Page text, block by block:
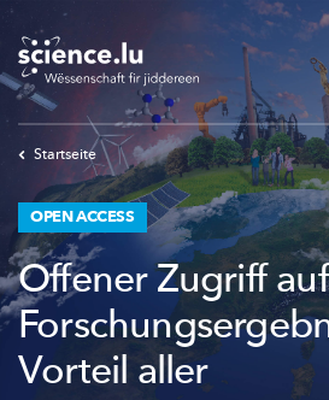
Skip
main
content
Startseite
OPEN ACCESS
Offener Zugriff auf
Vorteil aller